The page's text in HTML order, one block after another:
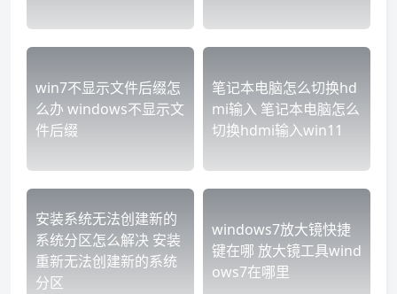
win7不显示文件后缀怎
么办 windows不显示文
件后缀
笔记本电脑怎么切换hd
mi输入 笔记本电脑怎么
切换hdmi输入win11
安装系统无法创建新的
系统分区怎么解决 安装
重新无法创建新的系统
分区
windows7放大镜快捷
键在哪 放大镜工具wind
ows7在哪里